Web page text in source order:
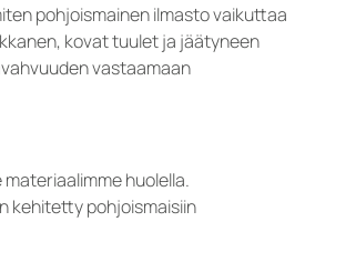
pohjoismainen ilmasto vaikuttaa
kovat tuulet ja jäätyneen
vastaamaan
huolella.
kehitetty pohjoismaisiin